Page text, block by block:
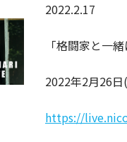
2022.2.17
「格闘家と一
2022年2月26
https://